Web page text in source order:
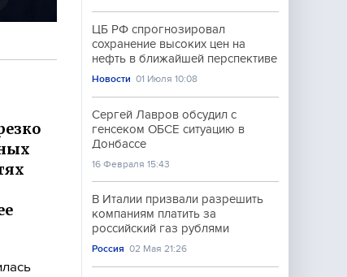
ЦБ РФ спрогнозировал
сохранение высоких цен на
нефть в ближайшей перспективе
Новости 01 Июля 10:08
Сергей Лавров обсудил с
генсеком ОБСЕ ситуацию в
Донбассе
16 Февраля 15:43
В Италии призвали разрешить
компаниям платить за
российский газ рублями
Россия 02 Мая 21:26